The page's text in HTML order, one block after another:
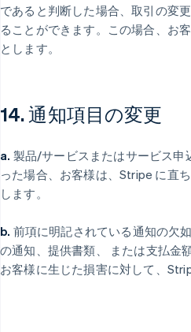
であると判断した場合、取引の変
ることができます。この場合、お
とします。
14. 通知項目の変更
a. 製品/サービスまたはサービス申
った場合、お客様は、Stripe に直
します。
b. 前項に明記されている通知の欠
の通知、提供書類、 または支払金
お客様に生じた損害に対して、